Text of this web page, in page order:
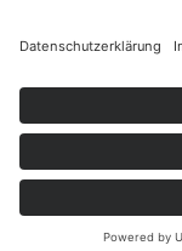
About